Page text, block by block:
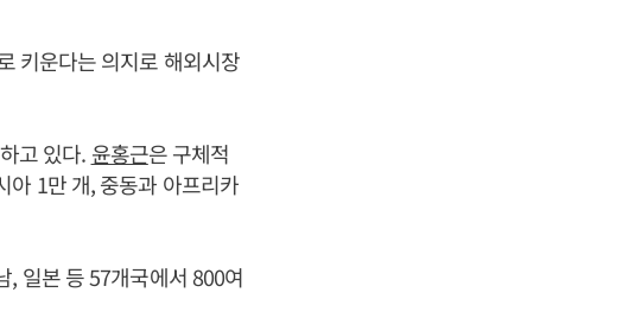
키운다는 의지로 해외시장
고 있다. 윤홍근은 구체적
아 1만 개, 중동과 아프리카
, 일본 등 57개국에서 800여